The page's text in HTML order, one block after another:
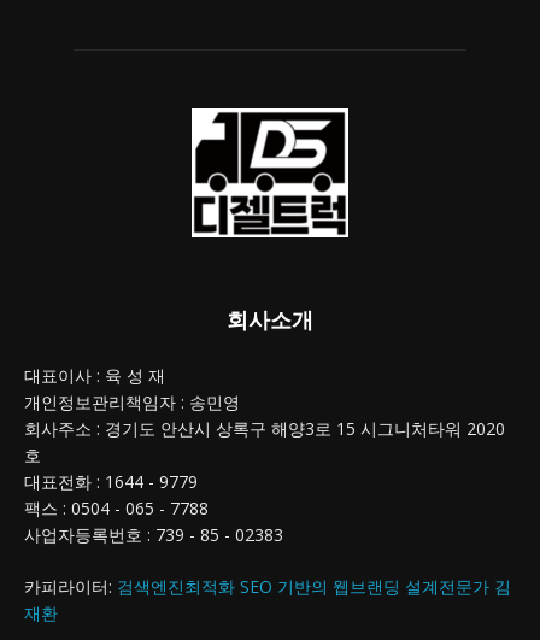
회사소개
대표이사 : 육 성 재
개인정보관리책임자 : 송민영
회사주소 : 경기도 안산시 상록구 해양3로 15 시그니처타워 2020
호
대표전화 : 1644 - 9779
팩스 : 0504 - 065 - 7788
사업자등록번호 : 739 - 85 - 02383
카피라이터: 검색엔진최적화 SEO 기반의 웹브랜딩 설계전문가 김
재환